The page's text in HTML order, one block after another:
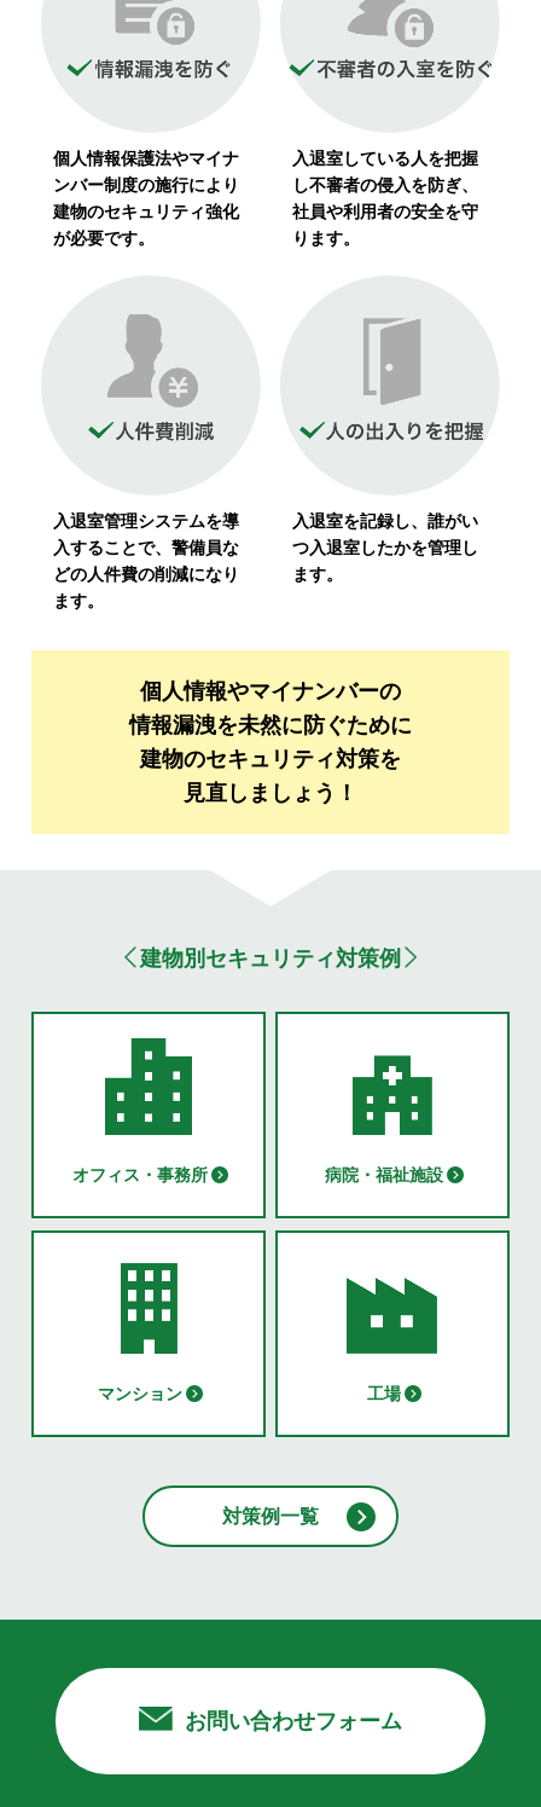
個人情報保護法やマイナ
ンバー制度の施行により
建物のセキュリティ強化
が必要です。
入退室している人を把握
し不審者の侵入を防ぎ、
社員や利用者の安全を守
ります。
入退室管理システムを導
入することで、警備員な
どの人件費の削減になり
ます。
入退室を記録し、誰がい
つ入退室したかを管理し
ます。
個人情報やマイナンバーの
情報漏洩を未然に防ぐために
建物のセキュリティ対策を
見直しましょう！
建物別セキュリティ対策例
オフィス・事務所 病院・福祉施設
マンション 工場
対策例一覧
お問い合わせフォーム